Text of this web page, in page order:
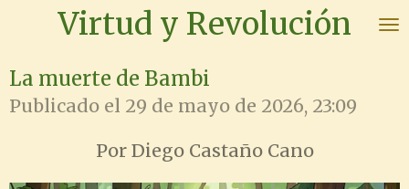
contenido
principal
Virtud y Revolución
La muerte de Bambi
Publicado el 29 de mayo de 2026, 23:09
Por Diego Castaño Cano